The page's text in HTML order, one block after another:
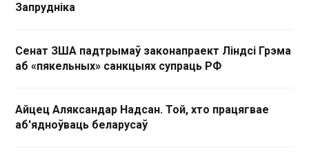
Запрудніка
Сенат ЗША падтрымаў законапраект Ліндсі Грэма
аб «пякельных» санкцыях супраць РФ
Айцец Аляксандар Надсан. Той, хто працягвае
аб'ядноўваць беларусаў